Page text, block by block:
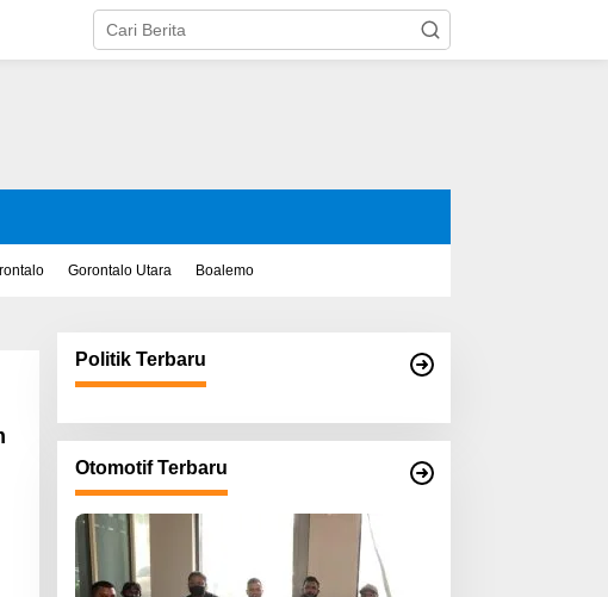
Gorontalo Utara Boalemo
Politik Terbaru
Otomotif Terbaru